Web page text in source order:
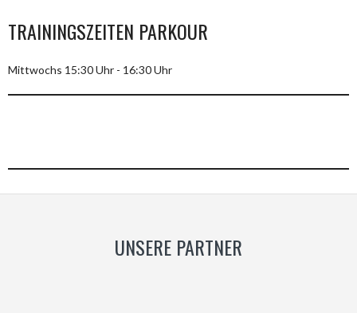
TRAININGSZEITEN PARKOUR
Mittwochs 15:30 Uhr - 16:30 Uhr
UNSERE PARTNER